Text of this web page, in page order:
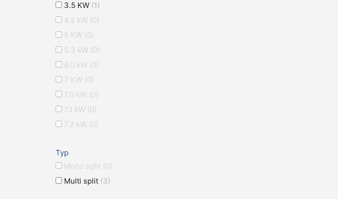
3.5 KW (1)
4.2 kW (0)
5 KW (0)
5.3 kW (0)
6.0 kW (0)
7 KW (0)
7.0 kW (0)
7.1 kW (0)
7.2 kW (0)
Typ
Mono split (0)
Multi split (3)